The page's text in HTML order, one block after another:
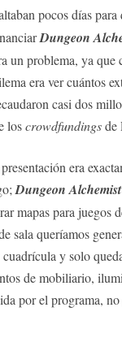
pocos días
Dungeon
un problema, ya que
era ver cuántos
casi dos
loscrowdfundingsde
era
Dungeon Alchemist
mapas para juegos
sala queríamos
y solo
de mobiliario,
por el programa,